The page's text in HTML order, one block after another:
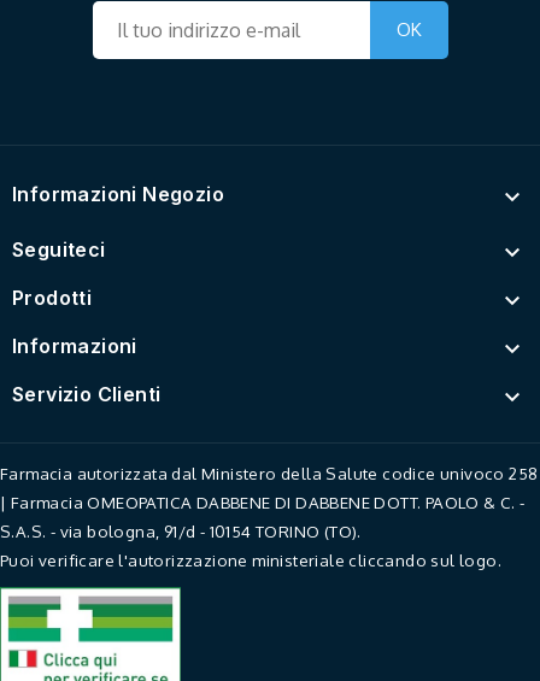
Informazioni Negozio 
Seguiteci 
Prodotti 
Informazioni 
Servizio Clienti 
Farmacia autorizzata dal Ministero della Salute codice univoco 258
| Farmacia OMEOPATICA DABBENE DI DABBENE DOTT. PAOLO & C. -
S.A.S. - via bologna, 91/d - 10154 TORINO (TO).
Puoi verificare l'autorizzazione ministeriale cliccando sul logo.